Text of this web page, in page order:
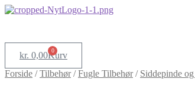
kr. 0,00 0
Kurv
Forside /Tilbehør/Fugle Tilbehør/ Siddepinde